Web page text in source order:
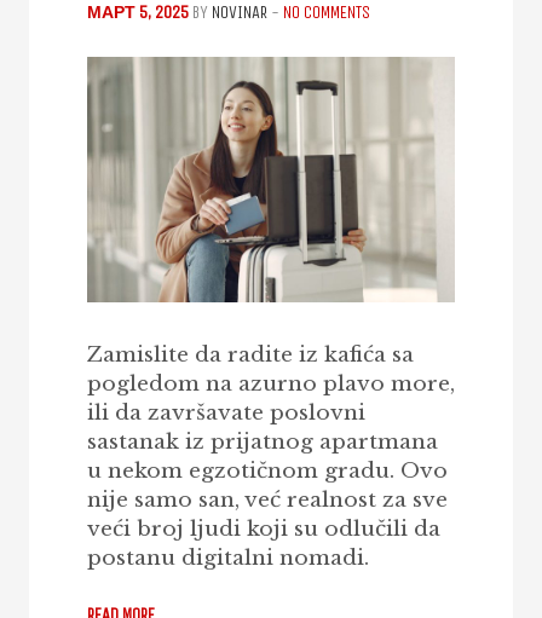
МАРТ 5, 2025 BY NOVINAR - NO COMMENTS
Zamislite da radite iz kafića sa
pogledom na azurno plavo more,
ili da završavate poslovni
sastanak iz prijatnog apartmana
u nekom egzotičnom gradu. Ovo
nije samo san, već realnost za sve
veći broj ljudi koji su odlučili da
postanu digitalni nomadi.